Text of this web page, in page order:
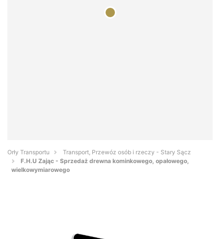
Orły Transportu
Transport, Przewóz osób i rzeczy - Stary Sącz
F.H.U Zając - Sprzedaż drewna kominkowego, opałowego,
wielkowymiarowego